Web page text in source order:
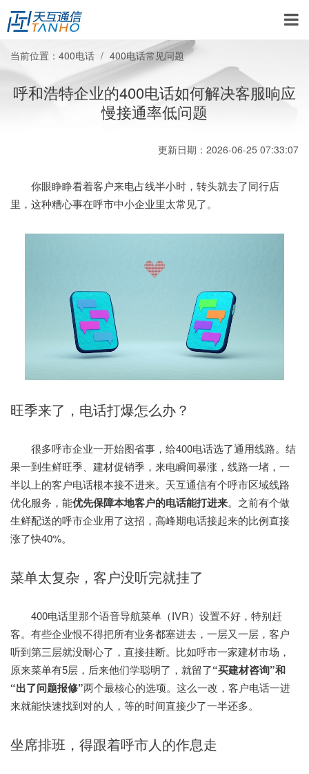
当前位置： 400电话 400电话常见问题
呼和浩特企业的400电话如何解决客服响应
慢接通率低问题
更新日期：2026-06-25 07:33:07
你眼睁睁看着客户来电占线半小时，转头就去了同行店
里，这种糟心事在呼市中小企业里太常见了。
旺季来了，电话打爆怎么办？
很多呼市企业一开始图省事，给400电话选了通用线路。结
果一到生鲜旺季、建材促销季，来电瞬间暴涨，线路一堵，一
半以上的客户电话根本接不进来。天互通信有个呼市区域线路
优化服务，能优先保障本地客户的电话能打进来。之前有个做
生鲜配送的呼市企业用了这招，高峰期电话接起来的比例直接
涨了快40%。
菜单太复杂，客户没听完就挂了
400电话里那个语音导航菜单（IVR）设置不好，特别赶
客。有些企业恨不得把所有业务都塞进去，一层又一层，客户
听到第三层就没耐心了，直接挂断。比如呼市一家建材市场，
原来菜单有5层，后来他们学聪明了，就留了“买建材咨询”和
“出了问题报修”两个最核心的选项。这么一改，客户电话一进
来就能快速找到对的人，等的时间直接少了一半还多。
坐席排班，得跟着呼市人的作息走